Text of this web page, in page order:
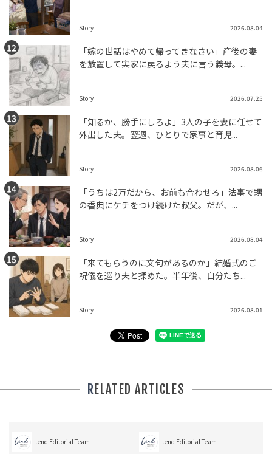
Story 2026.08.04
「嫁の世話はやめて帰ってきなさい」産後の妻
を放置して実家に戻るよう夫に言う義母。...
Story 2026.07.25
「知るか、勝手にしろよ」3人の子を妻に任せて
外出した夫。翌週、ひとりで家事と育児...
Story 2026.08.06
「うちは2万だから、お前も合わせろ」法事で甥
の香典にケチをつけ続けた叔父。だが、...
Story 2026.08.04
「来てもらうのに文句があるのか」結婚式のご
祝儀を巡り夫と揉めた。半年後、自分たち...
Story 2026.08.01
RELATED ARTICLES
tend Editorial Team tend Editorial Team